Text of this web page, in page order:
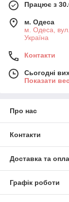
Працює з
м. Одеса
м. Одеса,
Україна
Контакти
Сьогодні
Показати
Про нас
Контакти
Доставка та
Графік роботи